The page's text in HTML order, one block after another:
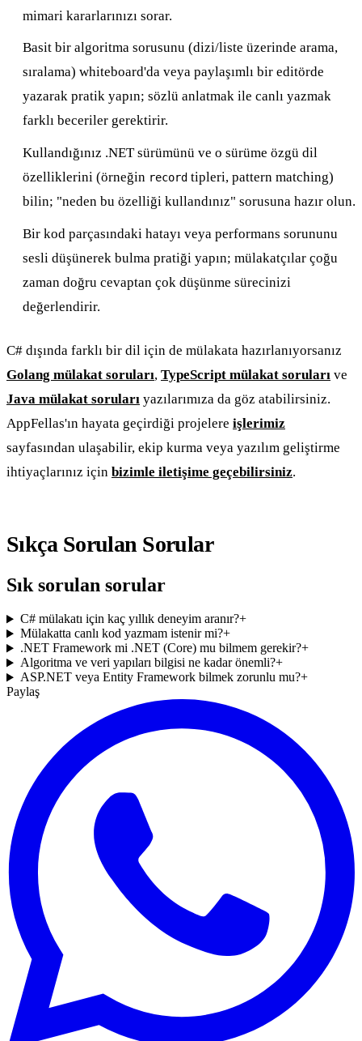
mimari kararlarınızı sorar.
Basit bir algoritma sorusunu (dizi/liste üzerinde arama,
sıralama) whiteboard'da veya paylaşımlı bir editörde
yazarak pratik yapın; sözlü anlatmak ile canlı yazmak
farklı beceriler gerektirir.
Kullandığınız .NET sürümünü ve o sürüme özgü dil
özelliklerini (örneğin record tipleri, pattern matching)
bilin; "neden bu özelliği kullandınız" sorusuna hazır olun.
Bir kod parçasındaki hatayı veya performans sorununu
sesli düşünerek bulma pratiği yapın; mülakatçılar çoğu
zaman doğru cevaptan çok düşünme sürecinizi
değerlendirir.
C# dışında farklı bir dil için de mülakata hazırlanıyorsanız
Golang mülakat soruları, TypeScript mülakat soruları ve
Java mülakat soruları yazılarımıza da göz atabilirsiniz.
AppFellas'ın hayata geçirdiği projelere işlerimiz
sayfasından ulaşabilir, ekip kurma veya yazılım geliştirme
ihtiyaçlarınız için bizimle iletişime geçebilirsiniz.
Sıkça Sorulan Sorular
Sık sorulan sorular
C# mülakatı için kaç yıllık deneyim aranır?+
Mülakatta canlı kod yazmam istenir mi?+
.NET Framework mi .NET (Core) mu bilmem gerekir?+
Algoritma ve veri yapıları bilgisi ne kadar önemli?+
ASP.NET veya Entity Framework bilmek zorunlu mu?+
Paylaş